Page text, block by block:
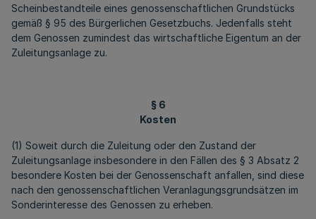
Scheinbestandteile eines genossenschaftlichen Grundstücks
gemäß § 95 des Bürgerlichen Gesetzbuchs. Jedenfalls steht
dem Genossen zumindest das wirtschaftliche Eigentum an der
Zuleitungsanlage zu.
§ 6
Kosten
(1) Soweit durch die Zuleitung oder den Zustand der
Zuleitungsanlage insbesondere in den Fällen des § 3 Absatz 2
besondere Kosten bei der Genossenschaft anfallen, sind diese
nach den genossenschaftlichen Veranlagungsgrundsätzen im
Sonderinteresse des Genossen zu erheben.